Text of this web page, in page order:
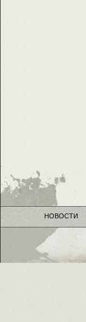
НОВОСТИ